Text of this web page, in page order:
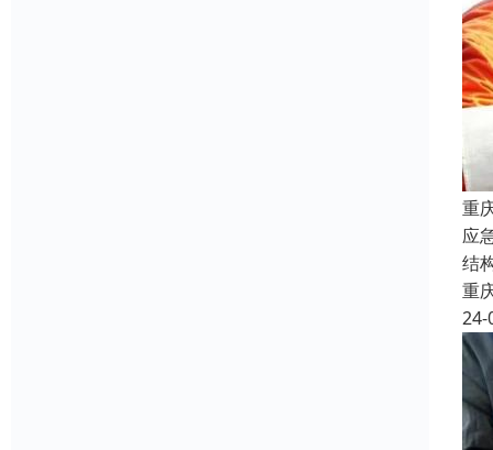
重
应
结
重
24-